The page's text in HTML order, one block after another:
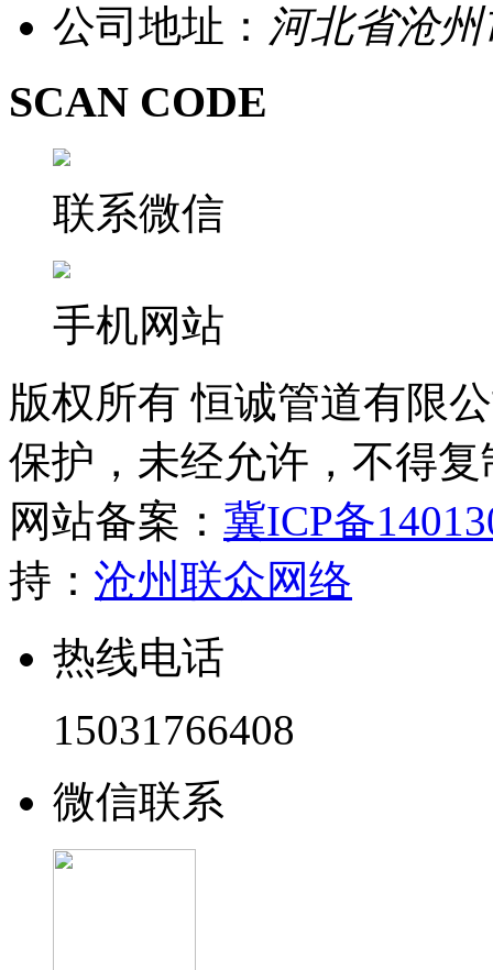
公司地址： 河北省沧
SCAN CODE
联系微信
手机网站
版权所有 恒诚管道有限
保护，未经允许，不得
网站备案： 冀ICP备
持： 沧州联众网络
热线电话
15031766408
微信联系